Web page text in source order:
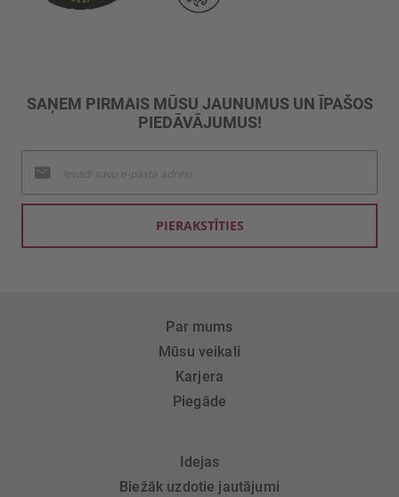
SAŅEM PIRMAIS MŪSU JAUNUMUS UN ĪPAŠOS
PIEDĀVĀJUMUS!
jaunumu
saņemšanai:
PIERAKSTĪTIES
Par mums
Mūsu veikali
Karjera
Piegāde
Idejas
Biežāk uzdotie jautājumi